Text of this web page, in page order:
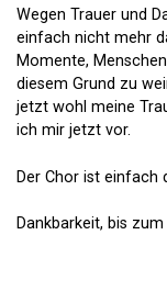
Wegen Trauer und
einfach nicht mehr
Momente,
diesem Grund zu
jetzt wohl meine
ich mir jetzt vor.
Der Chor ist einfach
Dankbarkeit, bis